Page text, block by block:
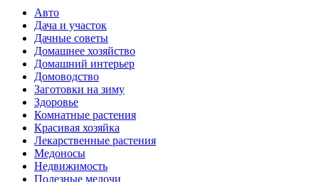
Авто
Дача и участок
Дачные советы
Домашнее хозяйство
Домашний интерьер
Домоводство
Заготовки на зиму
Здоровье
Комнатные растения
Красивая хозяйка
Лекарственные растения
Медоносы
Недвижимость
Полезные мелочи